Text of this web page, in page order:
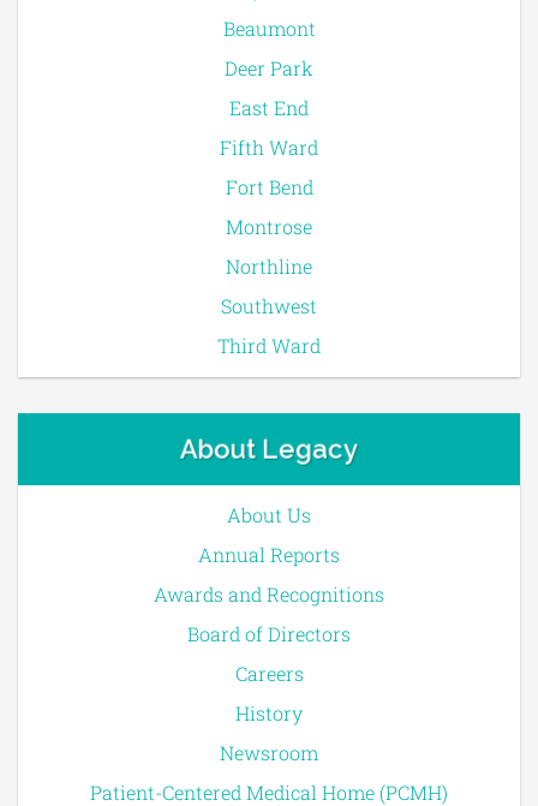
Beaumont
Deer Park
East End
Fifth Ward
Fort Bend
Montrose
Northline
Southwest
Third Ward
About Legacy
About Us
Annual Reports
Awards and Recognitions
Board of Directors
Careers
History
Newsroom
Patient-Centered Medical Home (PCMH)